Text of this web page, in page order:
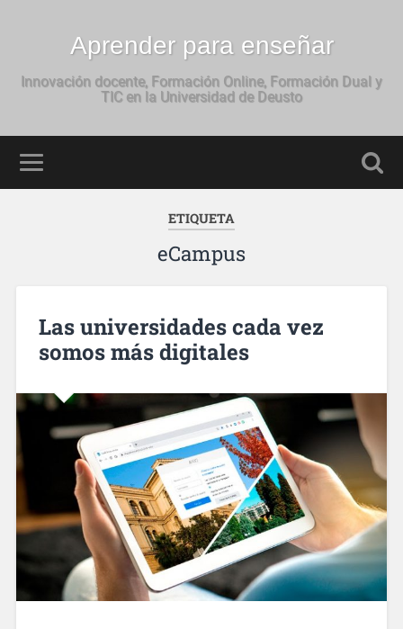
Aprender para enseñar
Innovación docente, Formación Online, Formación Dual y
TIC en la Universidad de Deusto
ETIQUETA
eCampus
Las universidades cada vez
somos más digitales